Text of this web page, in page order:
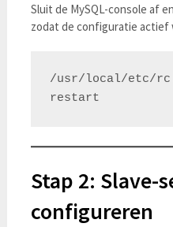
Sluit de MySQL-console af
zodat de configuratie actief
/usr/local/etc/
Stap 2: Slave-
configureren